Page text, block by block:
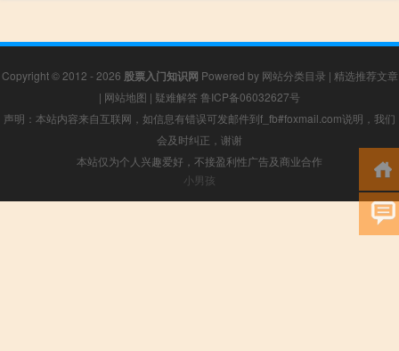
Copyright © 2012 - 2026 股票入门知识网 Powered by 网站分类目录 | 精选推荐文章
| 网站地图 | 疑难解答 鲁ICP备06032627号
声明：本站内容来自互联网，如信息有错误可发邮件到f_fb#foxmail.com说明，我们
会及时纠正，谢谢
本站仅为个人兴趣爱好，不接盈利性广告及商业合作
小男孩